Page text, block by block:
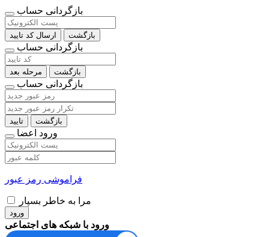
بازگردانی حساب
ارسال کد تایید بازگشت
بازگردانی حساب
مرحله بعد بازگشت
بازگردانی حساب
تایید بازگشت
ورود اعضا
فراموشی رمز عبور
مرا به خاطر بسپار
ورود
ورود با شبکه های اجتماعی